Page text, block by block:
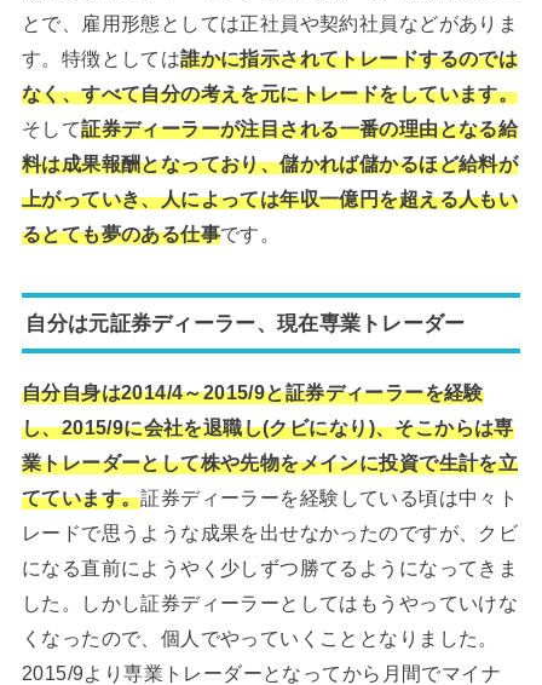
とで、雇用形態としては正社員や契約社員などがありま
す。特徴としては誰かに指示されてトレードするのでは
なく、すべて自分の考えを元にトレードをしています。
そして証券ディーラーが注目される一番の理由となる給
料は成果報酬となっており、儲かれば儲かるほど給料が
上がっていき、人によっては年収一億円を超える人もい
るとても夢のある仕事です。
自分は元証券ディーラー、現在専業トレーダー
自分自身は2014/4～2015/9と証券ディーラーを経験
し、2015/9に会社を退職し(クビになり)、そこからは専
業トレーダーとして株や先物をメインに投資で生計を立
てています。証券ディーラーを経験している頃は中々ト
レードで思うような成果を出せなかったのですが、クビ
になる直前にようやく少しずつ勝てるようになってきま
した。しかし証券ディーラーとしてはもうやっていけな
くなったので、個人でやっていくこととなりました。
2015/9より専業トレーダーとなってから月間でマイナ